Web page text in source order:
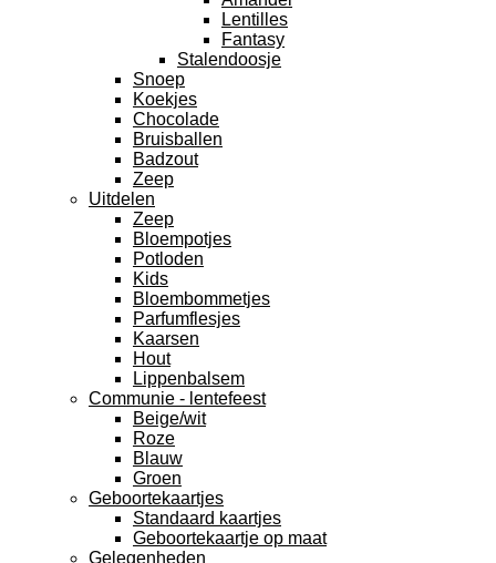
Lentilles
Fantasy
Stalendoosje
Snoep
Koekjes
Chocolade
Bruisballen
Badzout
Zeep
Uitdelen
Zeep
Bloempotjes
Potloden
Kids
Bloembommetjes
Parfumflesjes
Kaarsen
Hout
Lippenbalsem
Communie - lentefeest
Beige/wit
Roze
Blauw
Groen
Geboortekaartjes
Standaard kaartjes
Geboortekaartje op maat
Gelegenheden